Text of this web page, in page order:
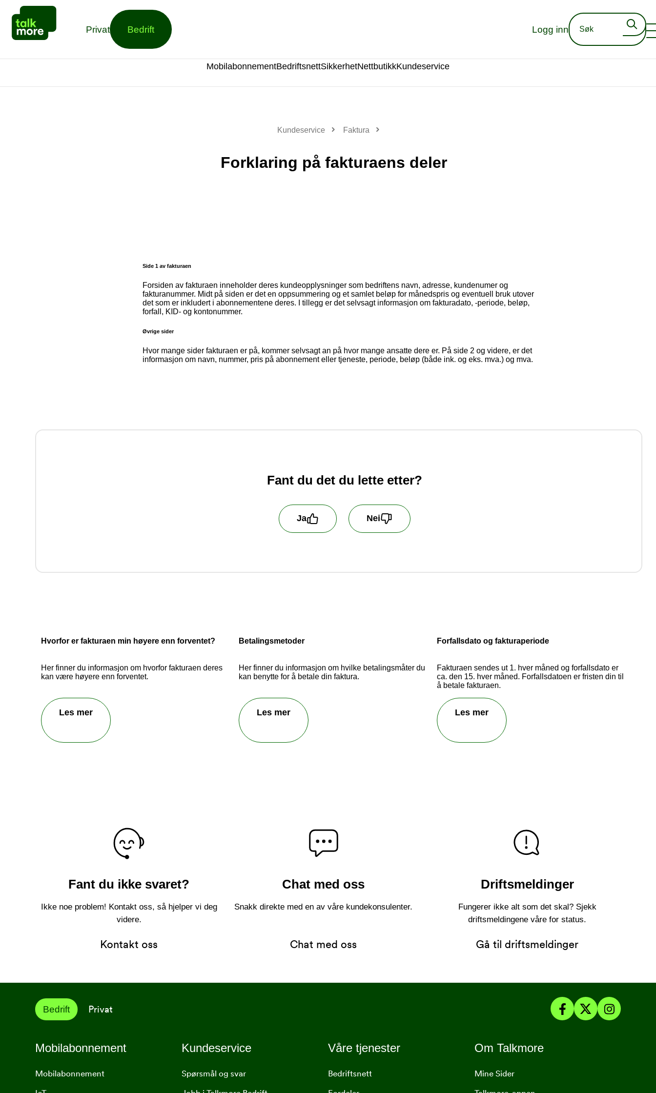
Privat Bedrift Logg inn
MobilabonnementBedriftsnettSikkerhetNettbutikkKundeservice
Kundeservice Faktura
Forklaring på fakturaens deler
Side 1 av fakturaen
Forsiden av fakturaen inneholder deres kundeopplysninger som bedriftens navn, adresse, kundenumer og
fakturanummer. Midt på siden er det en oppsummering og et samlet beløp for månedspris og eventuell bruk utover
det som er inkludert i abonnementene deres. I tillegg er det selvsagt informasjon om fakturadato, -periode, beløp,
forfall, KID- og kontonummer.
Øvrige sider
Hvor mange sider fakturaen er på, kommer selvsagt an på hvor mange ansatte dere er. På side 2 og videre, er det
informasjon om navn, nummer, pris på abonnement eller tjeneste, periode, beløp (både ink. og eks. mva.) og mva.
Fant du det du lette etter?
Ja Nei
Hjelp oss å bli bedre! Fortell oss hva du er misfornøyd med!
Send inn tilbakemelding
Hvorfor er fakturaen min høyere enn forventet?
Her finner du informasjon om hvorfor fakturaen deres
kan være høyere enn forventet.
Les mer
Betalingsmetoder
Her finner du informasjon om hvilke betalingsmåter du
kan benytte for å betale din faktura.
Les mer
Forfallsdato og fakturaperiode
Fakturaen sendes ut 1. hver måned og forfallsdato er
ca. den 15. hver måned. Forfallsdatoen er fristen din til
å betale fakturaen.
Les mer
Fant du ikke svaret?
Ikke noe problem! Kontakt oss, så hjelper vi deg
videre.
Kontakt oss
Chat med oss
Snakk direkte med en av våre kundekonsulenter.
Chat med oss
Driftsmeldinger
Fungerer ikke alt som det skal? Sjekk
driftsmeldingene våre for status.
Gå til driftsmeldinger
Bedrift Privat
Mobilabonnement
Mobilabonnement
Kundeservice
Spørsmål og svar
Våre tjenester
Bedriftsnett
Om Talkmore
Mine Sider